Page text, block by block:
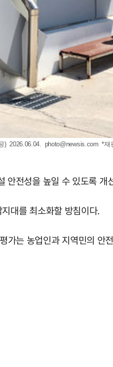
) 2026.06.04. photo@newsis.com *재
전성을 높일 수 있도록 개
대를 최소화할 방침이다.
는 농업인과 지역민의